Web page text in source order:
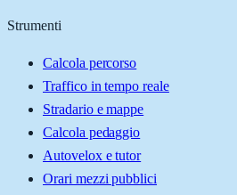
Strumenti
Calcola percorso
Traffico in tempo reale
Stradario e mappe
Calcola pedaggio
Autovelox e tutor
Orari mezzi pubblici